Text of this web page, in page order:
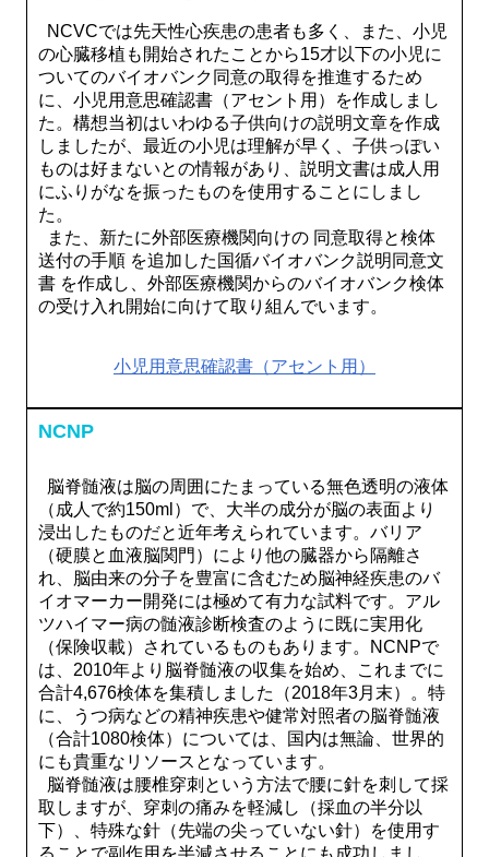
NCVCでは先天性心疾患の患者も多く、また、小児
の心臓移植も開始されたことから15才以下の小児に
ついてのバイオバンク同意の取得を推進するため
に、小児用意思確認書（アセント用）を作成しまし
た。構想当初はいわゆる子供向けの説明文章を作成
しましたが、最近の小児は理解が早く、子供っぽい
ものは好まないとの情報があり、説明文書は成人用
にふりがなを振ったものを使用することにしまし
た。
また、新たに外部医療機関向けの 同意取得と検体
送付の手順 を追加した国循バイオバンク説明同意文
書 を作成し、外部医療機関からのバイオバンク検体
の受け入れ開始に向けて取り組んでいます。
小児用意思確認書（アセント用）
NCNP
脳脊髄液は脳の周囲にたまっている無色透明の液体
（成人で約150ml）で、大半の成分が脳の表面より
浸出したものだと近年考えられています。バリア
（硬膜と血液脳関門）により他の臓器から隔離さ
れ、脳由来の分子を豊富に含むため脳神経疾患のバ
イオマーカー開発には極めて有力な試料です。アル
ツハイマー病の髄液診断検査のように既に実用化
（保険収載）されているものもあります。NCNPで
は、2010年より脳脊髄液の収集を始め、これまでに
合計4,676検体を集積しました（2018年3月末）。特
に、うつ病などの精神疾患や健常対照者の脳脊髄液
（合計1080検体）については、国内は無論、世界的
にも貴重なリソースとなっています。
脳脊髄液は腰椎穿刺という方法で腰に針を刺して採
取しますが、穿刺の痛みを軽減し（採血の半分以
下）、特殊な針（先端の尖っていない針）を使用す
ることで副作用を半減させることにも成功しまし